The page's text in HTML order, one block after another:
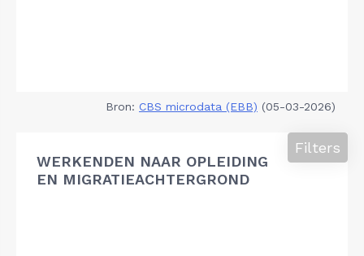
Bron: CBS microdata (EBB) (05-03-2026)
WERKENDEN NAAR OPLEIDING
EN MIGRATIEACHTERGROND
Filters